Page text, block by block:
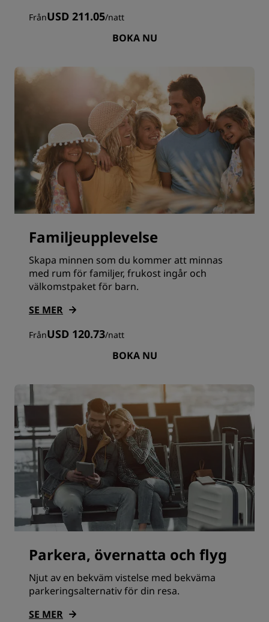
FrånUSD 211.05/natt
BOKA NU
Familjeupplevelse
Skapa minnen som du kommer att minnas
med rum för familjer, frukost ingår och
välkomstpaket för barn.
SE MER
FrånUSD 120.73/natt
BOKA NU
Parkera, övernatta och flyg
Njut av en bekväm vistelse med bekväma
parkeringsalternativ för din resa.
SE MER